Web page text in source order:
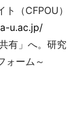
（CFPOU）
u.ac.jp/
有」へ。研究
ォーム～